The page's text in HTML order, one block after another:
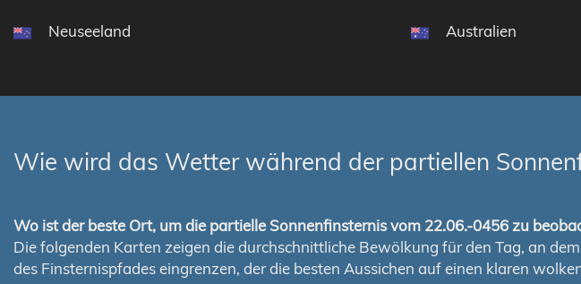
Neuseeland Australien
Wie wird das Wetter während der partiellen
Wo ist der beste Ort, um die partielle Sonnenfinsternis vom 22.06.-0456 zu
Die folgenden Karten zeigen die durchschnittliche Bewölkung für den Tag, an
des Finsternispfades eingrenzen, der die besten Aussichen auf einen klaren